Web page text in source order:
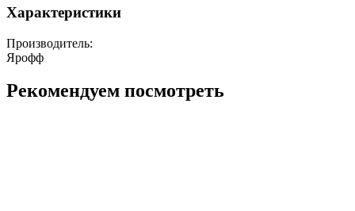
Характеристики
Производитель:
Ярофф
Рекомендуем посмотреть